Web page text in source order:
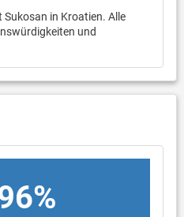
Sukosan in Kroatien. Alle
und